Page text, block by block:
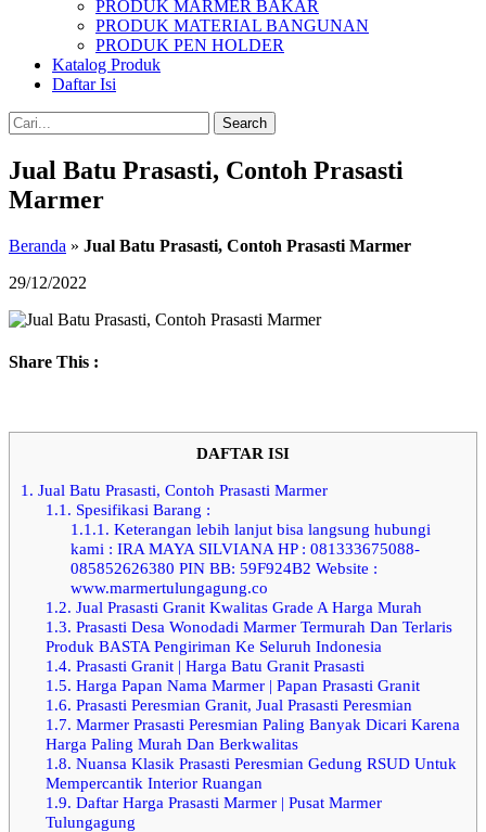
PRODUK MARMER BAKAR
PRODUK MATERIAL BANGUNAN
PRODUK PEN HOLDER
Katalog Produk
Daftar Isi
Search
Jual Batu Prasasti, Contoh Prasasti
Marmer
Beranda » Jual Batu Prasasti, Contoh Prasasti Marmer
29/12/2022
Share This :
DAFTAR ISI
1. Jual Batu Prasasti, Contoh Prasasti Marmer
1.1. Spesifikasi Barang :
1.1.1. Keterangan lebih lanjut bisa langsung hubungi
kami : IRA MAYA SILVIANA HP : 081333675088-
085852626380 PIN BB: 59F924B2 Website :
www.marmertulungagung.co
1.2. Jual Prasasti Granit Kwalitas Grade A Harga Murah
1.3. Prasasti Desa Wonodadi Marmer Termurah Dan Terlaris
Produk BASTA Pengiriman Ke Seluruh Indonesia
1.4. Prasasti Granit | Harga Batu Granit Prasasti
1.5. Harga Papan Nama Marmer | Papan Prasasti Granit
1.6. Prasasti Peresmian Granit, Jual Prasasti Peresmian
1.7. Marmer Prasasti Peresmian Paling Banyak Dicari Karena
Harga Paling Murah Dan Berkwalitas
1.8. Nuansa Klasik Prasasti Peresmian Gedung RSUD Untuk
Mempercantik Interior Ruangan
1.9. Daftar Harga Prasasti Marmer | Pusat Marmer
Tulungagung